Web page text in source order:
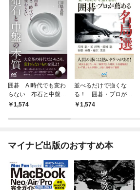
囲碁 AI時代でも変わ
らない 布石と中盤の
本質1,574
並べるだけで強くな
る！ 囲碁・プロが薦
める名局選
1,574
マイナビ出版のおすすめ本